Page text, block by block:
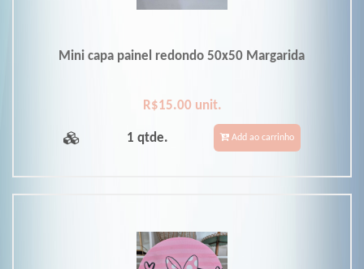
Mini capa painel redondo 50x50 Margarida
R$15.00 unit.
1 qtde. Add ao carrinho